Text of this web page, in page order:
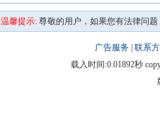
温馨提示: 尊敬的用户，如果您有法律问
广告服务| 联系
载入时间:0.01892秒